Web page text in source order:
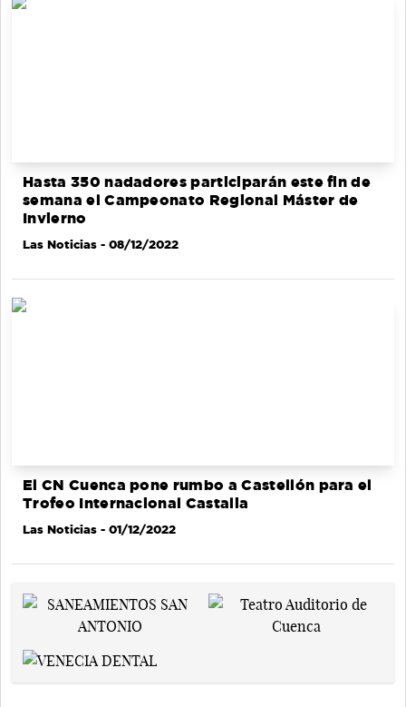
Hasta 350 nadadores participarán este fin de
semana el Campeonato Regional Máster de
Invierno
Las Noticias - 08/12/2022
El CN Cuenca pone rumbo a Castellón para el
Trofeo Internacional Castalia
Las Noticias - 01/12/2022